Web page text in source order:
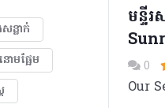
ន្លាក់
មផ្អែម
មន្ទី
0